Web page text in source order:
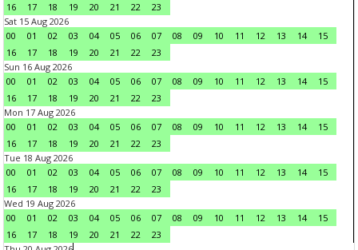
16
17 18 19 20 21 22
23
Sat 15 Aug 2026
00
01 02 03 04 05 06 07 08 09 10 11 12 13 14
15
16
17 18 19 20 21 22
23
Sun 16 Aug 2026
00
01 02 03 04 05 06 07 08 09 10 11 12 13 14
15
16
17 18 19 20 21 22
23
Mon 17 Aug 2026
00
01 02 03 04 05 06 07 08 09 10 11 12 13 14
15
16
17 18 19 20 21 22
23
Tue 18 Aug 2026
00
01 02 03 04 05 06 07 08 09 10 11 12 13 14
15
16
17 18 19 20 21 22
23
Wed 19 Aug 2026
00
01 02 03 04 05 06 07 08 09 10 11 12 13 14
15
16
17 18 19 20 21 22
23